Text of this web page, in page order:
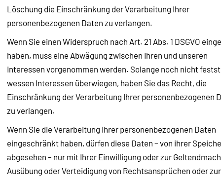
Löschung die Einschränkung der Verarbeitung Ihrer
personenbezogenen Daten zu verlangen.
Wenn Sie einen Widerspruch nach Art. 21 Abs. 1 DSGVO
haben, muss eine Abwägung zwischen Ihren und unseren
Interessen vorgenommen werden. Solange noch nicht
wessen Interessen überwiegen, haben Sie das Recht, die
Einschränkung der Verarbeitung Ihrer personenbezogenen
zu verlangen.
Wenn Sie die Verarbeitung Ihrer personenbezogenen Daten
eingeschränkt haben, dürfen diese Daten – von ihrer
abgesehen – nur mit Ihrer Einwilligung oder zur
Ausübung oder Verteidigung von Rechtsansprüchen oder